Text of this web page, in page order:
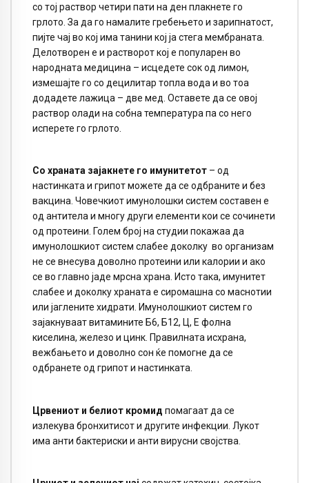
со тој раствор четири пати на ден плакнете го
грлото. За да го намалите гребењето и зарипнатост,
пијте чај во кој има танини кој ја стега мембраната.
Делотворен е и растворот кој е популарен во
народната медицина – исцедете сок од лимон,
измешајте го со децилитар топла вода и во тоа
додадете лажица – две мед. Оставете да се овој
раствор олади на собна температура па со него
исперете го грлото.
Со храната зајакнете го имунитетот – од
настинката и грипот можете да се одбраните и без
вакцина. Човечкиот имунолошки систем составен е
од антитела и многу други елементи кои се сочинети
од протеини. Голем број на студии покажаа да
имунолошкиот систем слабее доколку во организам
не се внесува доволно протеини или калории и ако
се во главно јаде мрсна храна. Исто така, имунитет
слабее и доколку храната е сиромашна со маснотии
или јаглените хидрати. Имунолошкиот систем го
зајакнуваат витамините Б6, Б12, Ц, Е фолна
киселина, железо и цинк. Правилната исхрана,
вежбањето и доволно сон ќе помогне да се
одбранете од грипот и настинката.
Црвениот и белиот кромид помагаат да се
излекува бронхитисот и другите инфекции. Лукот
има анти бактериски и анти вирусни својства.